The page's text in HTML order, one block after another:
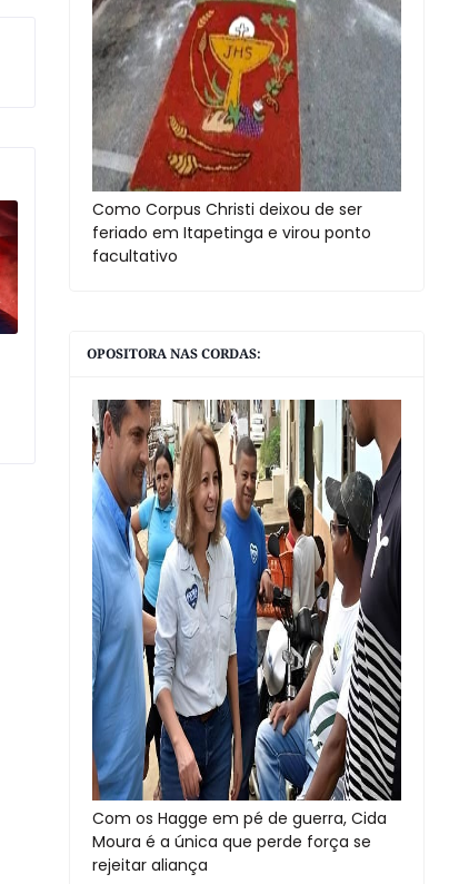
Como Corpus Christi deixou de ser
feriado em Itapetinga e virou ponto
facultativo
OPOSITORA NAS CORDAS:
Com os Hagge em pé de guerra, Cida
Moura é a única que perde força se
rejeitar aliança